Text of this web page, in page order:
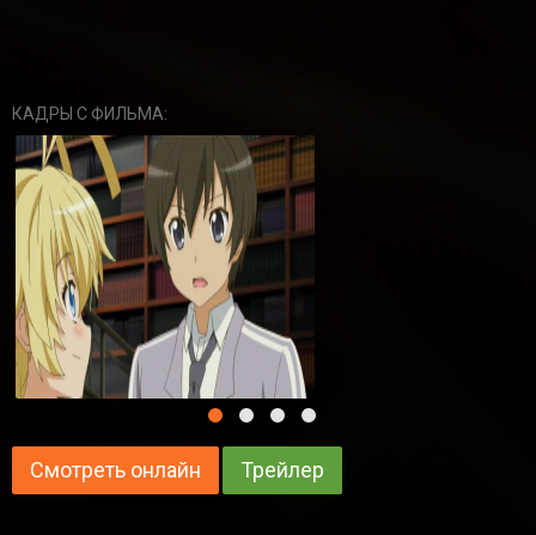
КАДРЫ С ФИЛЬМА:
Смотреть онлайн Трейлер